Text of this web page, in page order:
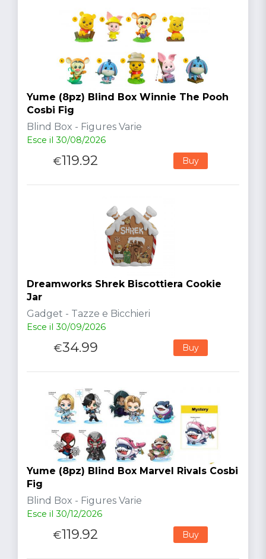
Yume (8pz) Blind Box Winnie The Pooh
Cosbi Fig
Blind Box - Figures Varie
Esce il 30/08/2026
€119.92 Buy
Dreamworks Shrek Biscottiera Cookie
Jar
Gadget - Tazze e Bicchieri
Esce il 30/09/2026
€34.99 Buy
Yume (8pz) Blind Box Marvel Rivals Cosbi
Fig
Blind Box - Figures Varie
Esce il 30/12/2026
€119.92 Buy